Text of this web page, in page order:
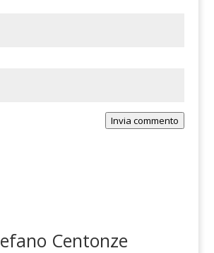
Invia commento
Centonze